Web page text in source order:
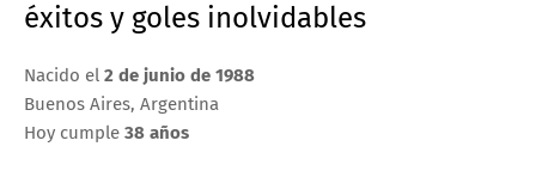
éxitos y goles inolvidables
Nacido el 2 de junio de 1988
Buenos Aires, Argentina
Hoy cumple 38 años